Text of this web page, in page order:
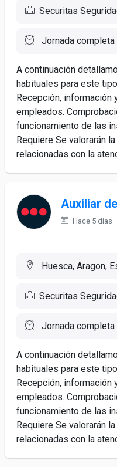
Securitas
Jornada completa
A continuación
habituales para este
Recepción, información
empleados.
funcionamiento de las
Requiere Se valorarán
relacionadas con la
Auxiliar
Hace 5 días
Huesca, Aragon,
Securitas
Jornada completa
A continuación
habituales para este
Recepción, información
empleados.
funcionamiento de las
Requiere Se valorarán
relacionadas con la